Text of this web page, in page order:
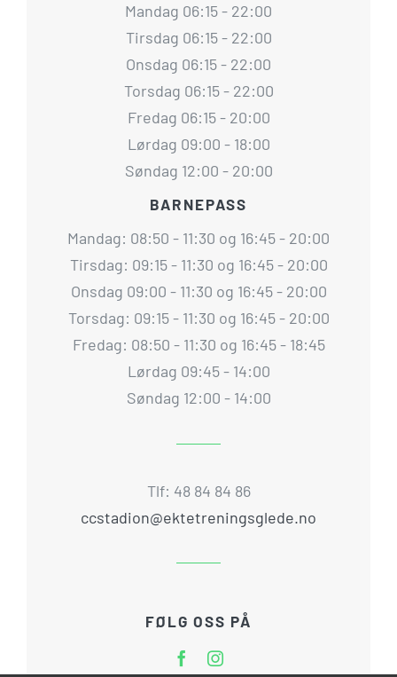
Mandag 06:15 - 22:00
Tirsdag 06:15 - 22:00
Onsdag 06:15 - 22:00
Torsdag 06:15 - 22:00
Fredag 06:15 - 20:00
Lørdag 09:00 - 18:00
Søndag 12:00 - 20:00
BARNEPASS
Mandag: 08:50 - 11:30 og 16:45 - 20:00
Tirsdag: 09:15 - 11:30 og 16:45 - 20:00
Onsdag 09:00 - 11:30 og 16:45 - 20:00
Torsdag: 09:15 - 11:30 og 16:45 - 20:00
Fredag: 08:50 - 11:30 og 16:45 - 18:45
Lørdag 09:45 - 14:00
Søndag 12:00 - 14:00
Tlf: 48 84 84 86
ccstadion@ektetreningsglede.no
FØLG OSS PÅ